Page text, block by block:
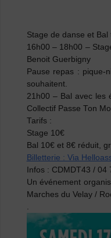
Stage de danse et Bal
16h00 – 18h00 –
Benoit Guerbigny
Pause repas : pique-
souhaitent.
21h00 – Bal avec les
Collectif Passe Ton
Tarifs :
Stage 10€
Bal 10€ et 8€ réduit,
Billetterie : Via
Infos : CDMDT43 / 04
Un événement
Marches du Velay /